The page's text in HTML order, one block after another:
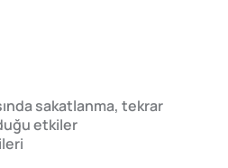
sakatlanma, tekrar
etkiler